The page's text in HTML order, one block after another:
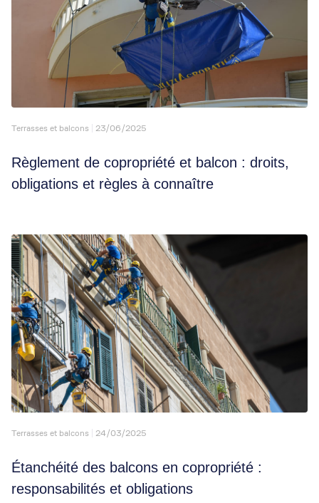
Terrasses et balcons 23/06/2025
Règlement de copropriété et balcon : droits,
obligations et règles à connaître
Terrasses et balcons 24/03/2025
Étanchéité des balcons en copropriété :
responsabilités et obligations